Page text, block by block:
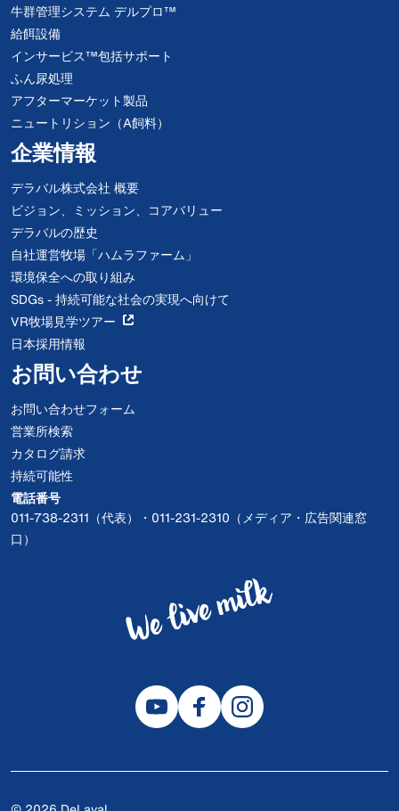
牛群管理システム デルプロ™
給餌設備
インサービス™包括サポート
ふん尿処理
アフターマーケット製品
ニュートリション（A飼料）
企業情報
デラバル株式会社 概要
ビジョン、ミッション、コアバリュー
デラバルの歴史
自社運営牧場「ハムラファーム」
環境保全への取り組み
SDGs - 持続可能な社会の実現へ向けて
VR牧場見学ツアー
日本採用情報
お問い合わせ
お問い合わせフォーム
営業所検索
カタログ請求
持続可能性
電話番号
011-738-2311（代表）・011-231-2310（メディア・広告関連窓
口）